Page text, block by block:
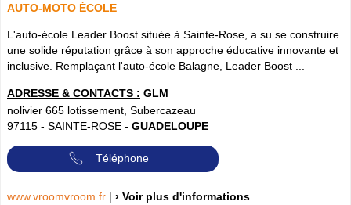
AUTO-MOTO ÉCOLE
L'auto-école Leader Boost située à Sainte-Rose, a su se construire
une solide réputation grâce à son approche éducative innovante et
inclusive. Remplaçant l'auto-école Balagne, Leader Boost ...
ADRESSE & CONTACTS : GLM
nolivier 665 lotissement, Subercazeau
97115 - SAINTE-ROSE - GUADELOUPE
Téléphone
www.vroomvroom.fr | › Voir plus d'informations